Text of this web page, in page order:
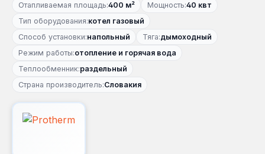
Отапливаемая площадь:400 м² Мощность:40 квт
Тип оборудования:котел газовый
Способ установки:напольный Тяга:дымоходный
Режим работы:отопление и горячая вода
Теплообменник:раздельный
Страна производитель:Словакия